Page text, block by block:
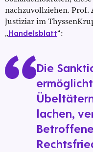
nachzuvollziehen. Prof.
Justiziar im
„Handelsblatt“:
Die
lachen,